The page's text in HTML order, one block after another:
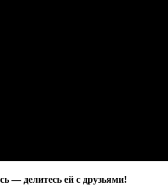
— делитесь ей с друзьями!